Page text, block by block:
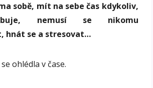
sobě, mít na sebe čas kdykoliv,
nemusí se nikomu
hnát se a stresovat…
ohlédla v čase.